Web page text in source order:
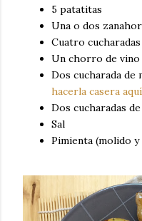
5 patatitas
Una o dos
Cuatro
Un chorro de vino
Dos cucharada de
hacerla casera aquí
Dos cucharadas
Sal
Pimienta (molido